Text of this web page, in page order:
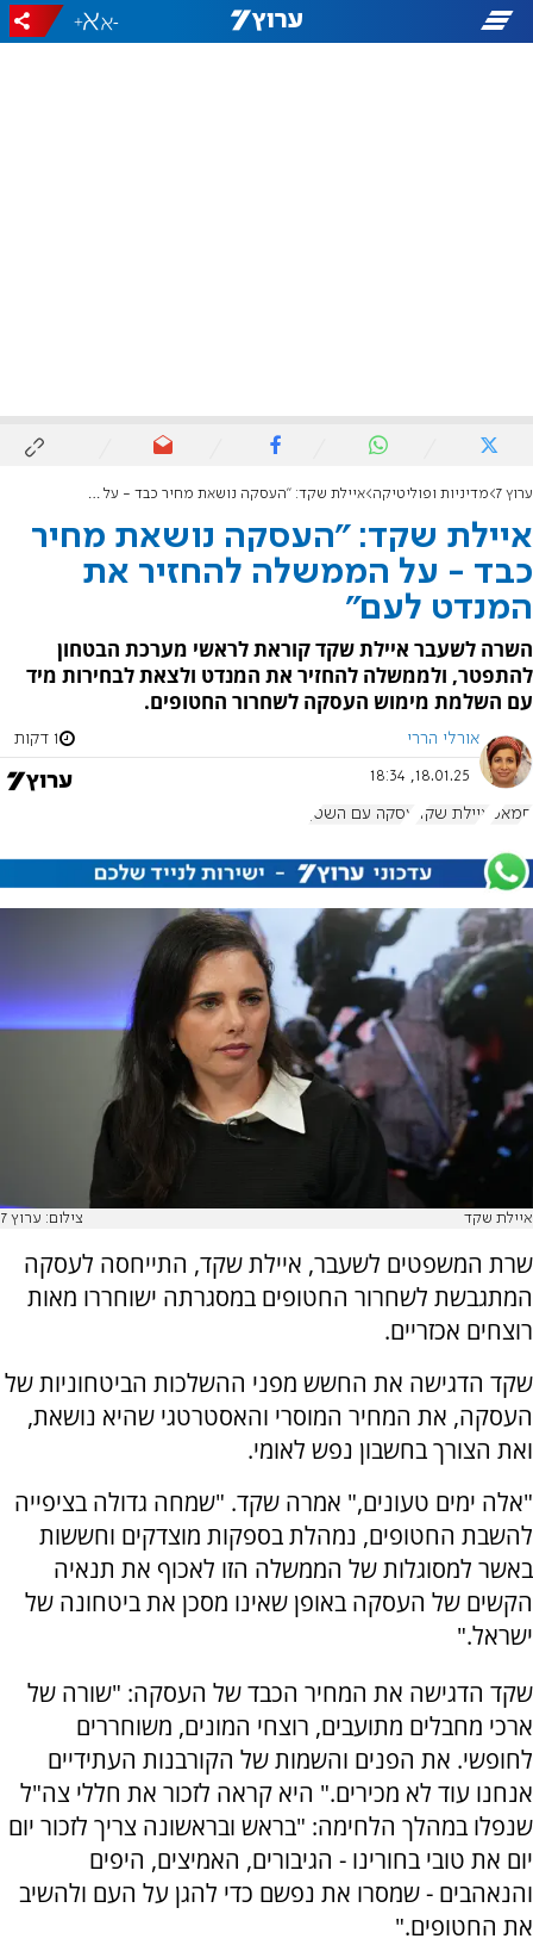
-
+
ערוץ 7 מדיניות ופוליטיקה איילת שקד: "העסקה נושאת מחיר כבד - על הממשלה להחזיר את המנדט לעם"
איילת שקד: "העסקה נושאת מחיר
כבד - על הממשלה להחזיר את
המנדט לעם"
השרה לשעבר איילת שקד קוראת לראשי מערכת הבטחון
להתפטר, ולממשלה להחזיר את המנדט ולצאת לבחירות מיד
עם השלמת מימוש העסקה לשחרור החטופים.
אורלי הררי 1 דקות
18.01.25, 18:34
חמאס איילת שקד עסקה עם השטן
איילת שקד צילום: ערוץ 7
שרת המשפטים לשעבר, איילת שקד, התייחסה לעסקה
המתגבשת לשחרור החטופים במסגרתה ישוחררו מאות
רוצחים אכזריים.
שקד הדגישה את החשש מפני ההשלכות הביטחוניות של
העסקה, את המחיר המוסרי והאסטרטגי שהיא נושאת,
ואת הצורך בחשבון נפש לאומי.
"אלה ימים טעונים," אמרה שקד. "שמחה גדולה בציפייה
להשבת החטופים, נמהלת בספקות מוצדקים וחששות
באשר למסוגלות של הממשלה הזו לאכוף את תנאיה
הקשים של העסקה באופן שאינו מסכן את ביטחונה של
ישראל."
שקד הדגישה את המחיר הכבד של העסקה: "שורה של
ארכי מחבלים מתועבים, רוצחי המונים, משוחררים
לחופשי. את הפנים והשמות של הקורבנות העתידיים
אנחנו עוד לא מכירים." היא קראה לזכור את חללי צה"ל
שנפלו במהלך הלחימה: "בראש ובראשונה צריך לזכור יום
יום את טובי בחורינו - הגיבורים, האמיצים, היפים
והנאהבים - שמסרו את נפשם כדי להגן על העם ולהשיב
את החטופים."